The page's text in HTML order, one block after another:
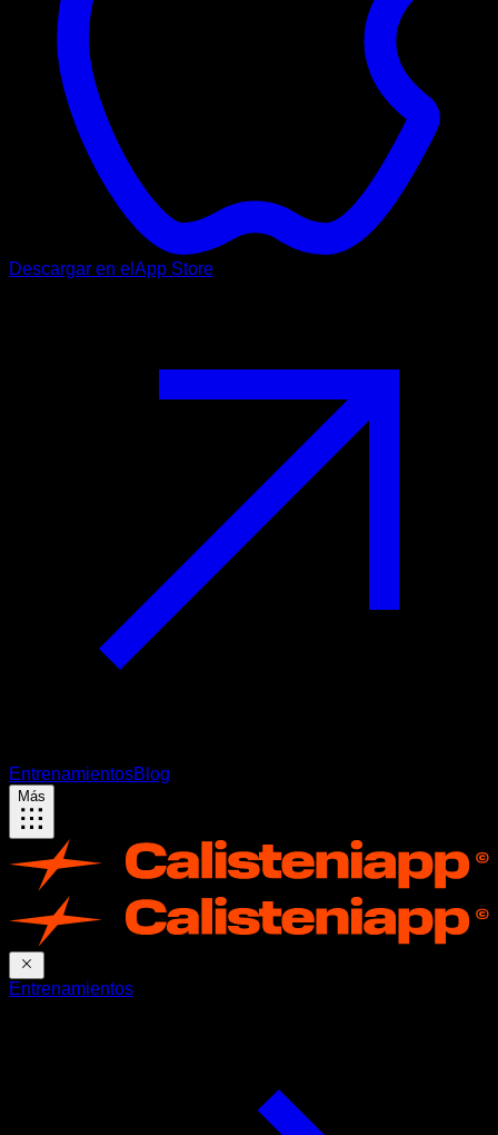
Descargar en el App Store
EntrenamientosBlog
Más
Entrenamientos